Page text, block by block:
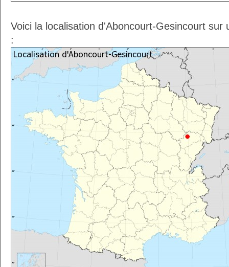
Voici la localisation d'Aboncourt-Gesincourt sur
: